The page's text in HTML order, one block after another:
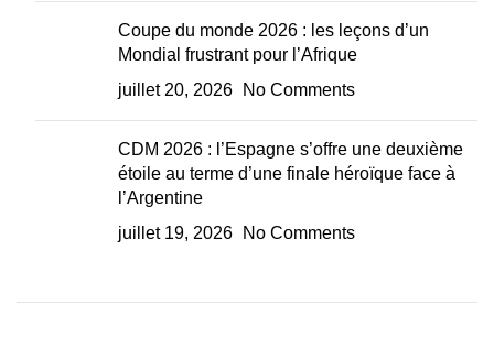
Coupe du monde 2026 : les leçons d’un
Mondial frustrant pour l’Afrique
juillet 20, 2026
No Comments
CDM 2026 : l’Espagne s’offre une deuxième
étoile au terme d’une finale héroïque face à
l’Argentine
juillet 19, 2026
No Comments